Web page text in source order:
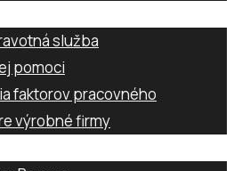
služba
pomoci
faktorov pracovného
výrobné firmy